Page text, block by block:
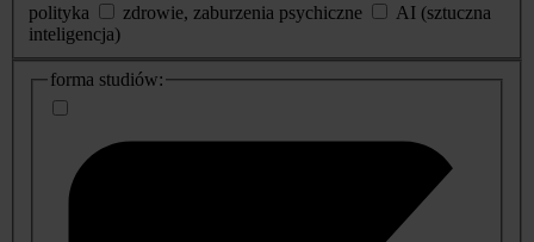
polityka
zdrowie, zaburzenia psychiczne
AI (sztuczna
inteligencja)
dodatkowe
informacje
forma studiów: